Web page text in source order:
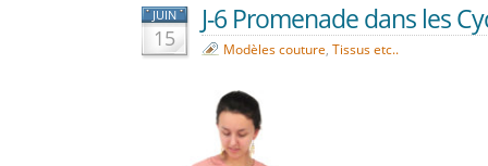
JUIN
15
J-6 Promenade dans les
Modèles couture, Tissus etc..